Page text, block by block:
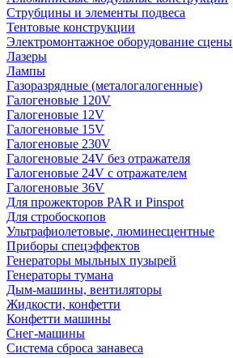
Струбцины и элементы подвеса
Тентовые конструкции
Электромонтажное оборудование сцены
Лазеры
Лампы
Газоразрядные (металогалогенные)
Галогеновые 120V
Галогеновые 12V
Галогеновые 15V
Галогеновые 230V
Галогеновые 24V без отражателя
Галогеновые 24V с отражателем
Галогеновые 36V
Для прожекторов PAR и Pinspot
Для стробоскопов
Ультрафиолетовые, люминесцентные
Приборы спецэффектов
Генераторы мыльных пузырей
Генераторы тумана
Дым-машины, вентиляторы
Жидкости, конфетти
Конфетти машины
Снег-машины
Система сброса занавеса